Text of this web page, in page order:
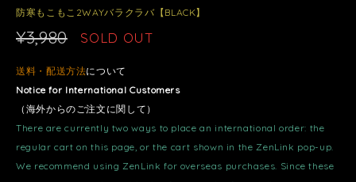
防寒もこもこ2WAYバラクラバ【BLACK】
¥3,980 SOLD OUT
送料・配送方法について
Notice for International Customers
（海外からのご注文に関して）
There are currently two ways to place an international order: the
regular cart on this page, or the cart shown in the ZenLink pop-up.
We recommend using ZenLink for overseas purchases. Since these